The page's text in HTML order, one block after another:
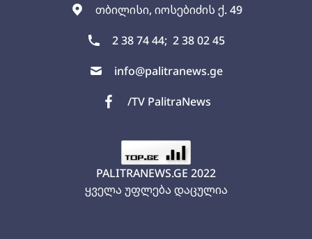
თბილისი, იოსებიძის ქ. 49
2 38 74 44; 2 38 02 45
info@palitranews.ge
/TV PalitraNews
PALITRANEWS.GE 2022
ყველა უფლება დაცულია